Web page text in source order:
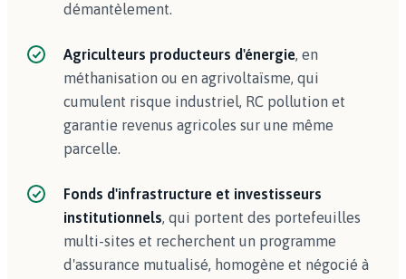
démantèlement.
Agriculteurs producteurs d'énergie, en
méthanisation ou en agrivoltaïsme, qui
cumulent risque industriel, RC pollution et
garantie revenus agricoles sur une même
parcelle.
Fonds d'infrastructure et investisseurs
institutionnels, qui portent des portefeuilles
multi-sites et recherchent un programme
d'assurance mutualisé, homogène et négocié à